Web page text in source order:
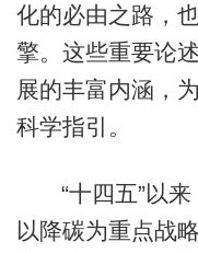
化的必由之路，
擎。这些重要论
展的丰富内涵，
科学指引。
“十四五”以
以降碳为重点战